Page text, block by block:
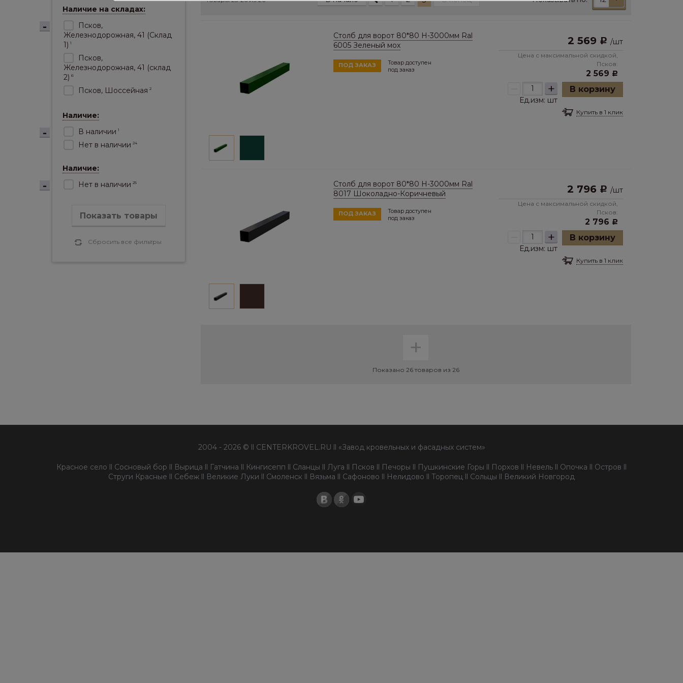
Наличие на складах:
Псков,
Железнодорожная, 41 (Склад
1) 1
Псков,
Железнодорожная, 41 (склад
2) 6
Псков, Шоссейная 2
Наличие:
В наличии 1
Нет в наличии 24
Наличие:
Нет в наличии 25
Показать товары
Сбросить все фильтры
Столб для ворот 80*80 Н-3000мм Ral
6005 Зеленый мох
ПОД ЗАКАЗ
Товар доступен
под заказ
2 569 Р /шт
Цена с максимальной скидкой,
Псков:
2 569 Р
+
Ед.изм: шт
В корзину
Купить в 1 клик
Столб для ворот 80*80 Н-3000мм Ral
8017 Шоколадно-Коричневый
ПОД ЗАКАЗ
Товар доступен
под заказ
2 796 Р /шт
Цена с максимальной скидкой,
Псков:
2 796 Р
+
Ед.изм: шт
В корзину
Купить в 1 клик
+
Показано 26 товаров из 26
2004 - 2026 © ll CENTERKROVEL.RU ll «Завод кровельных и фасадных систем»
Красное село ll Сосновый бор ll Вырица ll Гатчина ll Кингисепп ll Сланцы ll Луга ll Псков ll Печоры ll Пушкинские Горы ll Порхов ll Невель ll Опочка ll Остров ll
Струги Красные ll Себеж ll Великие Луки ll Смоленск ll Вязьма ll Сафоново ll Нелидово ll Торопец ll Сольцы ll Великий Новгород